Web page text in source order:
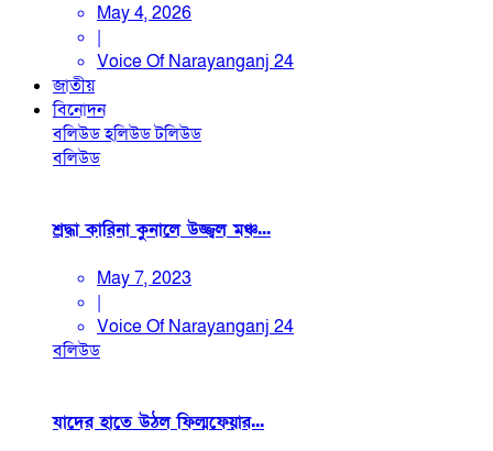
May 4, 2026
|
Voice Of Narayanganj 24
জাতীয়
বিনোদন
বলিউডহলিউডটলিউড
বলিউড
শ্রদ্ধা কারিনা কুনালে উজ্জ্বল মঞ্চ...
May 7, 2023
|
Voice Of Narayanganj 24
বলিউড
যাদের হাতে উঠল ফিল্মফেয়ার...